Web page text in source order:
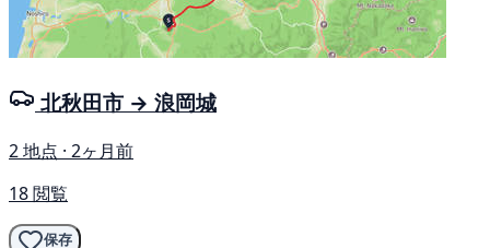
北秋田市 → 浪岡城
2 地点 · 2ヶ月前
18 閲覧
保存